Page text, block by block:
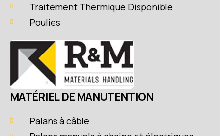
Traitement Thermique Disponible
Poulies
MATÉRIEL DE MANUTENTION
Palans à câble